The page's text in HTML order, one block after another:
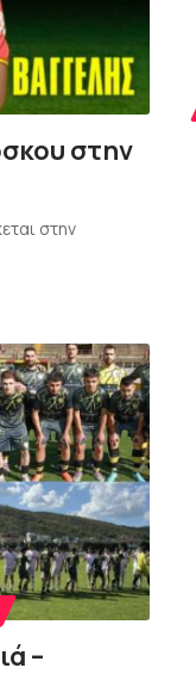
στην
στην
–